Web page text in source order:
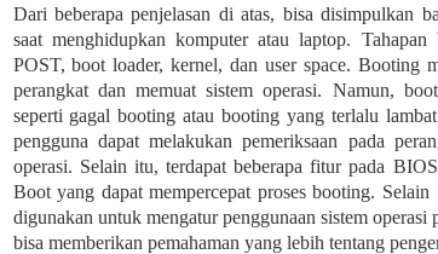
Dari beberapa penjelasan di atas, bisa disimpulkan
saat menghidupkan komputer atau laptop.
POST, boot loader, kernel, dan user space. Booting
perangkat dan memuat sistem operasi. Namun,
seperti gagal booting atau booting yang terlalu
pengguna dapat melakukan pemeriksaan pada
operasi. Selain itu, terdapat beberapa fitur pada
Boot yang dapat mempercepat proses booting.
digunakan untuk mengatur penggunaan sistem operasi
bisa memberikan pemahaman yang lebih tentang